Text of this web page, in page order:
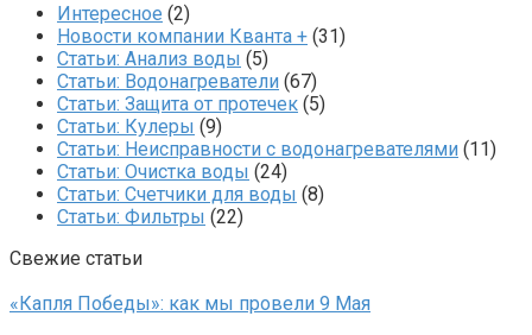
Интересное (2)
Новости компании Кванта + (31)
Статьи: Анализ воды (5)
Статьи: Водонагреватели (67)
Статьи: Защита от протечек (5)
Статьи: Кулеры (9)
Статьи: Неисправности с водонагревателями (11)
Статьи: Очистка воды (24)
Статьи: Счетчики для воды (8)
Статьи: Фильтры (22)
Свежие статьи
«Капля Победы»: как мы провели 9 Мая